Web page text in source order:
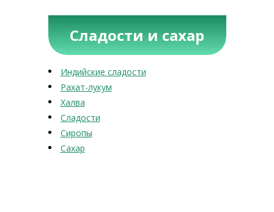
Сладости и сахар
Индийские сладости
Рахат-лукум
Халва
Сладости
Сиропы
Сахар